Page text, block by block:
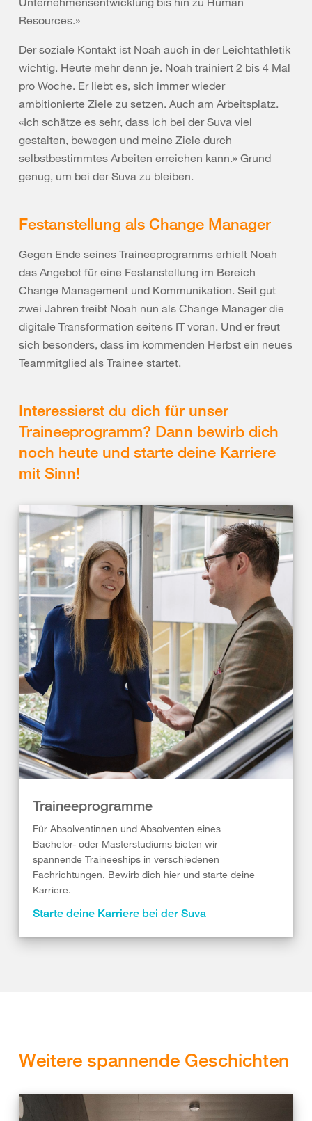
Resources.»
Der soziale Kontakt ist Noah auch in der Leichtathletik
wichtig. Heute mehr denn je. Noah trainiert 2 bis 4 Mal
pro Woche. Er liebt es, sich immer wieder
ambitionierte Ziele zu setzen. Auch am Arbeitsplatz.
«Ich schätze es sehr, dass ich bei der Suva viel
gestalten, bewegen und meine Ziele durch
selbstbestimmtes Arbeiten erreichen kann.» Grund
genug, um bei der Suva zu bleiben.
Festanstellung als Change Manager
Gegen Ende seines Traineeprogramms erhielt Noah
das Angebot für eine Festanstellung im Bereich
Change Management und Kommunikation. Seit gut
zwei Jahren treibt Noah nun als Change Manager die
digitale Transformation seitens IT voran. Und er freut
sich besonders, dass im kommenden Herbst ein neues
Teammitglied als Trainee startet.
Interessierst du dich für unser
Traineeprogramm? Dann bewirb dich
noch heute und starte deine Karriere
mit Sinn!
Traineeprogramme
Für Absolventinnen und Absolventen eines
Bachelor- oder Masterstudiums bieten wir
spannende Traineeships in verschiedenen
Fachrichtungen. Bewirb dich hier und starte deine
Karriere.
Starte deine Karriere bei der Suva
Weitere spannende Geschichten